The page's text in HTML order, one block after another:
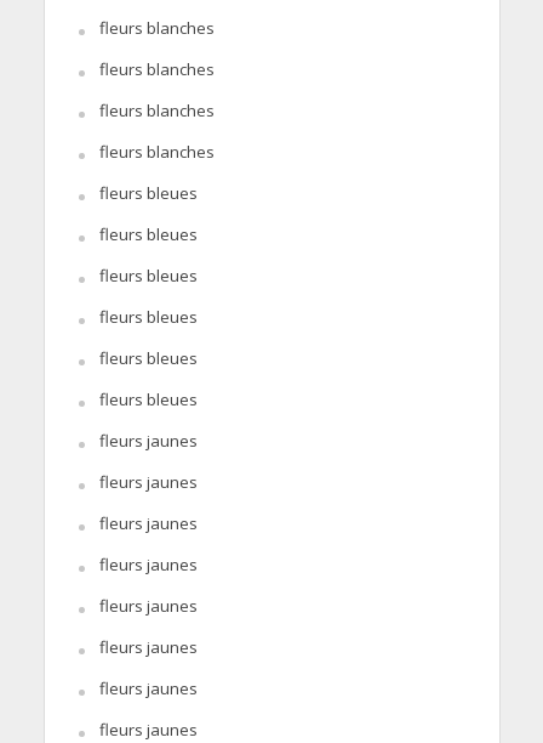
fleurs blanches
fleurs blanches
fleurs blanches
fleurs blanches
fleurs bleues
fleurs bleues
fleurs bleues
fleurs bleues
fleurs bleues
fleurs bleues
fleurs jaunes
fleurs jaunes
fleurs jaunes
fleurs jaunes
fleurs jaunes
fleurs jaunes
fleurs jaunes
fleurs jaunes